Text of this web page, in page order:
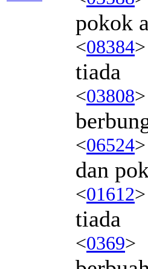
pokok
<08384>
tiada
<03808>
<06524>
dan
<01612>
tiada
<0369>